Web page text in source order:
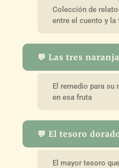
Colección de
entre el cuento y la
💬 Las tres
El remedio para su
en esa fruta
💬 El tesoro
El mayor tesoro